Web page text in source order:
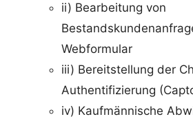
ii) Bearbeitung von
Webformular
iii) Bereitstellung der
Authentifizierung
iv) Kaufmännische